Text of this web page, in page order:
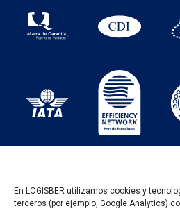
En LOGISBER utilizamos cookies y
terceros (por ejemplo, Google Analytics)
PROGRAMA KIT DIGITAL